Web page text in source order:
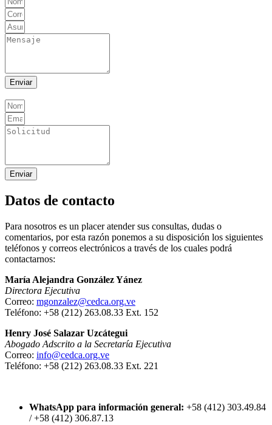
Enviar
Enviar
Datos de contacto
Para nosotros es un placer atender sus consultas, dudas o
comentarios, por esta razón ponemos a su disposición los siguientes
teléfonos y correos electrónicos a través de los cuales podrá
contactarnos:
María Alejandra González Yánez
Directora Ejecutiva
Correo: mgonzalez@cedca.org.ve
Teléfono: +58 (212) 263.08.33 Ext. 152
Henry José Salazar Uzcátegui
Abogado Adscrito a la Secretaría Ejecutiva
Correo: info@cedca.org.ve
Teléfono: +58 (212) 263.08.33 Ext. 221
WhatsApp para información general: +58 (412) 303.49.84
/ +58 (412) 306.87.13